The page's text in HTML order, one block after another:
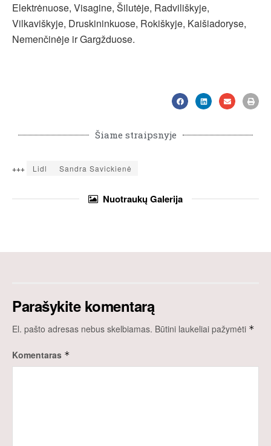
Elektrėnuose, Visagine, Šilutėje, Radviliškyje,
Vilkaviškyje, Druskininkuose, Rokiškyje, Kaišiadoryse,
Nemenčinėje ir Gargžduose.
Šiame straipsnyje
+++ Lidl Sandra Savickienė
NuotraukųGalerija
Parašykite komentarą
El. pašto adresas nebus skelbiamas. Būtini laukeliai pažymėti *
Komentaras *